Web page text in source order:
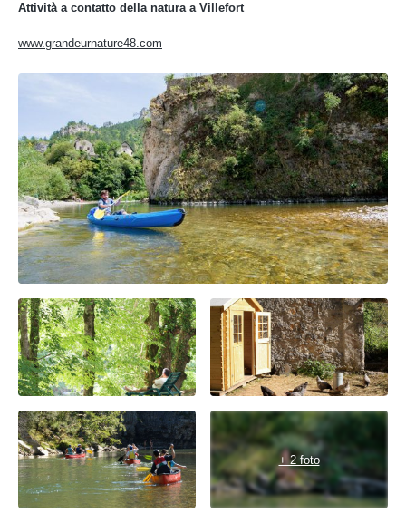
Attività a contatto della natura a Villefort
www.grandeurnature48.com
+ 2 foto